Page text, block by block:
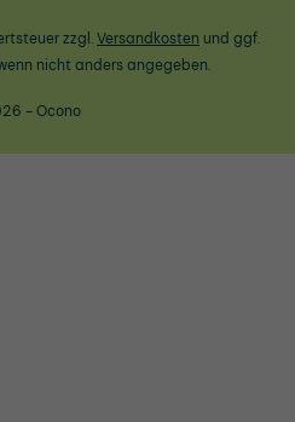
zzgl.Versandkosten und ggf.
nicht anders angegeben.
- Ocono